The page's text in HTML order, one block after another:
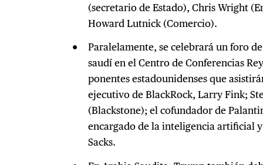
(secretario de Estado), Chris Wright
Howard Lutnick (Comercio).
Paralelamente, se celebrará un foro
saudí en el Centro de Conferencias
ponentes estadounidenses que
ejecutivo de BlackRock, Larry Fink;
(Blackstone); el cofundador de
encargado de la inteligencia artificial
Sacks.